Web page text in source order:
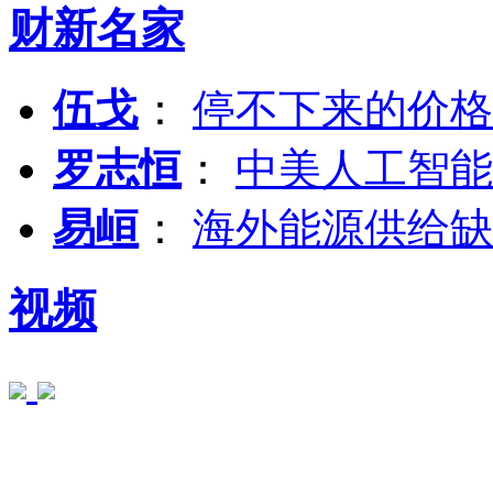
财新名家
伍戈 ： 停不下来的价
罗志恒 ： 中美人工智
易峘 ： 海外能源供给
视频